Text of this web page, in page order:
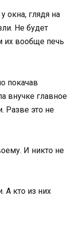
окна, глядя на
Не будет
их вообще печь
покачав
внучке главное
Разве это не
И никто не
А кто из них